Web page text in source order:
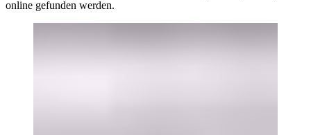
online gefunden werden.